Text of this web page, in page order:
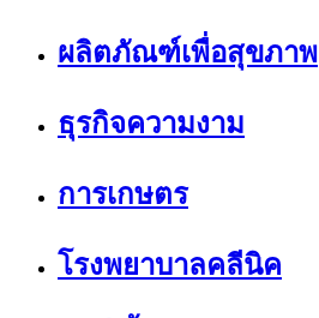
ผลิตภัณฑ์เพื่อสุขภาพ
ธุรกิจความงาม
การเกษตร
โรงพยาบาลคลีนิค